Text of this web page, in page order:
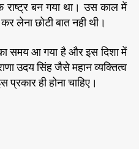
राष्ट्र बन गया था। उस काल में
लेना छोटी बात नही थी।
समय आ गया है और इस दिशा में
उदय सिंह जैसे महान व्यक्तित्व
ही होना चाहिए।